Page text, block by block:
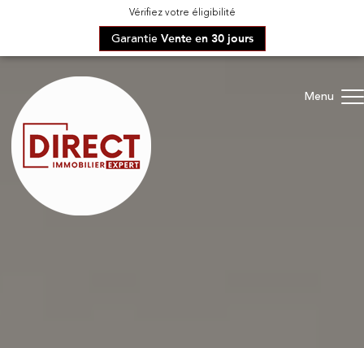
Vérifiez votre éligibilité
Garantie Vente en 30 jours
Menu